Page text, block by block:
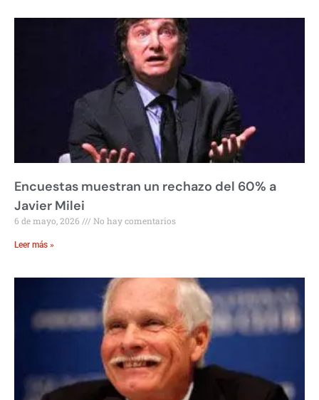
Encuestas muestran un rechazo del 60% a
Javier Milei
6 de mayo, 2026 No hay comentarios
Leer más »